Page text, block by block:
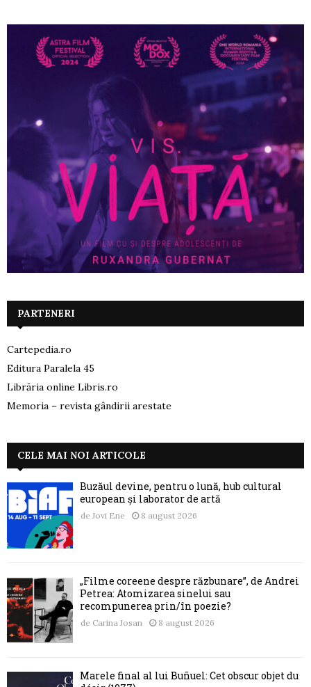
PARTENERI
Cartepedia.ro
Editura Paralela 45
Librăria online Libris.ro
Memoria – revista gândirii arestate
CELE MAI NOI ARTICOLE
Buzăul devine, pentru o lună, hub cultural
european și laborator de artă
de Jovi Ene 8 august 2026
„Filme coreene despre răzbunare”, de Andrei
Petrea: Atomizarea sinelui sau
recompunerea prin/în poezie?
de Carina Josan 8 august 2026
Marele final al lui Buñuel: Cet obscur objet du